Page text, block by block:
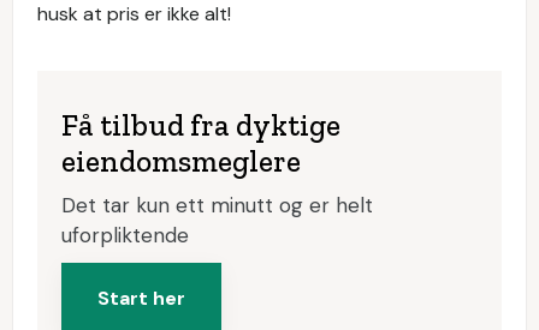
husk at pris er ikke alt!
Få tilbud fra dyktige
eiendomsmeglere
Det tar kun ett minutt og er helt
uforpliktende
Start her